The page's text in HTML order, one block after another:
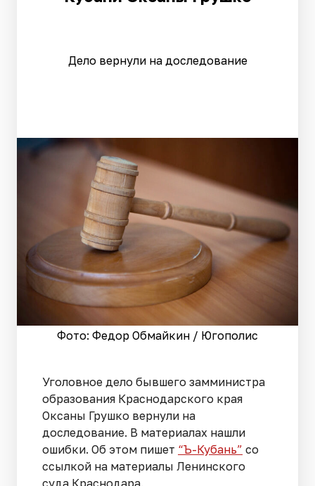
Дело вернули на доследование
Фото: Федор Обмайкин / Югополис
Уголовное дело бывшего замминистра
образования Краснодарского края
Оксаны Грушко вернули на
доследование. В материалах нашли
ошибки. Об этом пишет “Ъ-Кубань” со
ссылкой на материалы Ленинского
суда Краснодара.